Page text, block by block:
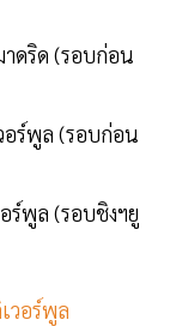
ดริด (รอบก่อน
อร์พูล (รอบก่อน
ร์พูล (รอบชิงฯยู
วอร์พูล